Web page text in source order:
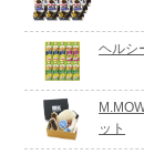
ヘルシ
ット